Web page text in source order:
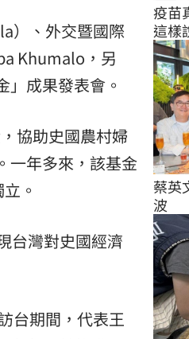
）、外交暨國際
Khumalo，另
成果發表會。
協助史國農村婦
一年多來，該基金
。
台灣對史國經濟
台期間，代表王
疫苗
這樣
蔡英
波